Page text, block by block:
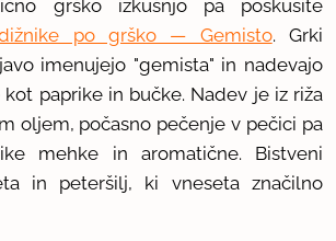
grško izkušnjo pa poskusite
po grško — Gemisto. Grki
imenujejo "gemista" in nadevajo
paprike in bučke. Nadev je iz riža
oljem, počasno pečenje v pečici pa
mehke in aromatične. Bistveni
in peteršilj, ki vneseta značilno